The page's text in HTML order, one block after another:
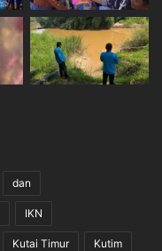
dan
IKN
Kutai Timur Kutim